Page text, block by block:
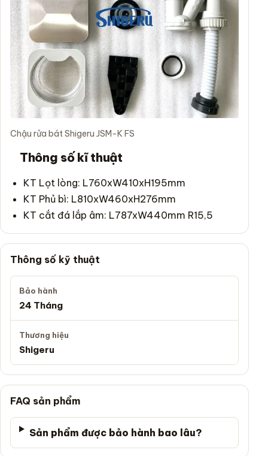
Chậu rửa bát Shigeru JSM-K FS
Thông số kĩ thuật
KT Lọt lòng: L760xW410xH195mm
KT Phủ bì: L810xW460xH276mm
KT cắt đá lắp âm: L787xW440mm R15,5
Thông số kỹ thuật
Bảo hành
24 Tháng
Thương hiệu
Shigeru
FAQ sản phẩm
Sản phẩm được bảo hành bao lâu?